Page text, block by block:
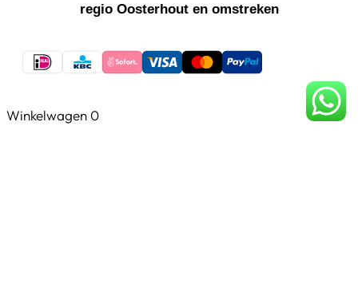
regio Oosterhout en omstreken
Winkelwagen 0